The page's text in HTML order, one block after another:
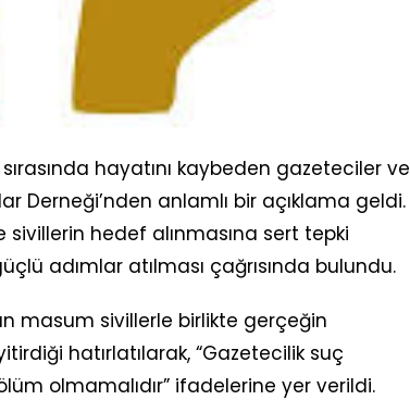
hayatını kaybeden gazeteciler ve
Derneği’nden anlamlı bir açıklama geldi.
sivillerin hedef alınmasına sert tepki
adımlar atılması çağrısında bulundu.
masum sivillerle birlikte gerçeğin
hatırlatılarak, “Gazetecilik suç
olmamalıdır” ifadelerine yer verildi.